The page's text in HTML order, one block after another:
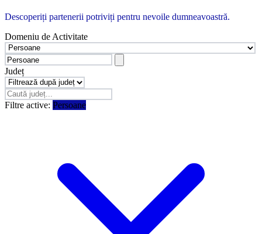
Descoperiți partenerii potriviți pentru nevoile dumneavoastră.
Domeniu de Activitate
Județ
Filtre active: Persoane